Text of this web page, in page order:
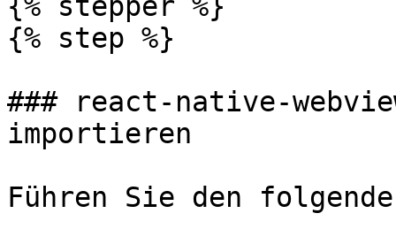
{% step %}
### react-native-
importieren
Führen Sie den